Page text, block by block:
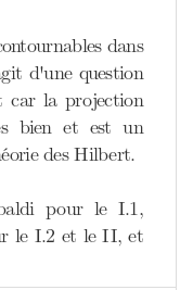
dans
d'une question
car la projection
bien et est un
des Hilbert.
pour le I.1,
le I.2 et le II, et